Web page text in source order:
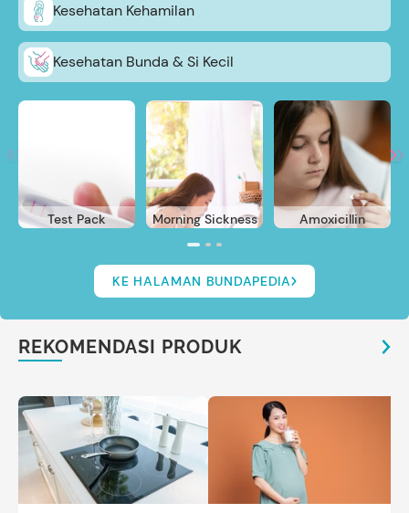
Kesehatan Kehamilan
Kesehatan Bunda & Si Kecil
Test Pack Morning Sickness Amoxicillin
KE HALAMAN BUNDAPEDIA
REKOMENDASI PRODUK